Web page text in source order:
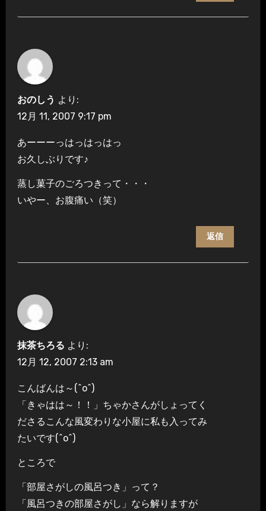
おのしう より:
12月 11, 2007 9:17 pm
あーーーっはっはっはっ
お久しぶりです♪
蒸し菓子のごろつきって・・・
いやー、お腹痛い（笑）
返信
抹茶ちろる より:
12月 12, 2007 2:13 am
こんばんは～(^o^)
「きゃはは～！！」ちゃかさんがしょってく
ださるこんな風変わりな小屋に私も入ってみ
たいです(^o^)
ところで
「部屋さがしの風呂つき」って？
「風呂つきの部屋さがし」なら解りますが